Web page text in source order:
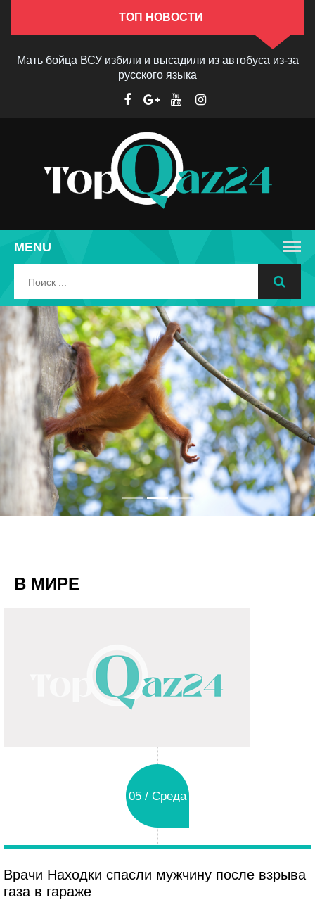
ТОП НОВОСТИ
Мать бойца ВСУ избили и высадили из автобуса из-за
русского языка
MENU
В МИРЕ
05 / Среда
Врачи Находки спасли мужчину после взрыва
газа в гараже